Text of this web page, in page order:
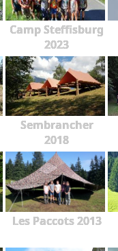
Camp Steffisburg
2023
Sembrancher
2018
Les Paccots 2013